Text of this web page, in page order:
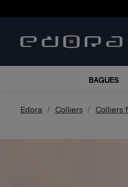
BRACELETS COLLIERS
BAGUES
Edora Colliers Colliers